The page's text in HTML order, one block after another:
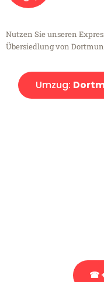
Nutzen Sie unseren
Übersiedlung von
Umzug:
☎